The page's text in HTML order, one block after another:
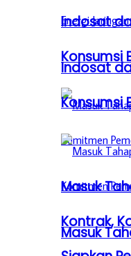
Indosat
Konsumsi
Masuk
Kontrak,
Indosat
Konsumsi
Masuk